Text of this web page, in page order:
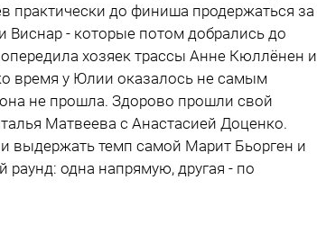
практически до финиша продержаться за
Виснар - которые потом добрались до
хозяек трассы Анне Кюллёнен и
время у Юлии оказалось не самым
не прошла. Здорово прошли свой
Матвеева с Анастасией Доценко.
выдержать темп самой Марит Бьорген и
одна напрямую, другая - по